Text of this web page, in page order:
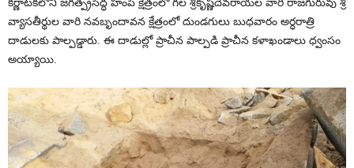
వ్యాసతీర్థుల వారి నవబృందావన క్షేత్రంలో దుండగులు బుధవారం అర్ధరాత్రి
దాడులకు పాల్పడ్డారు. ఈ దాడుల్లో ప్రాచీన పాల్పడి ప్రాచీన కళాఖండాలు ధ్వంసం
అయ్యాయి.